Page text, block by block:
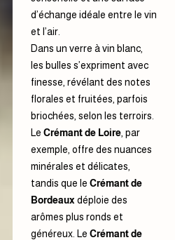
d’échange idéale entre le vin
et l’air.
Dans un verre à vin blanc,
les bulles s’expriment avec
finesse, révélant des notes
florales et fruitées, parfois
briochées, selon les terroirs.
Le Crémant de Loire, par
exemple, offre des nuances
minérales et délicates,
tandis que le Crémant de
Bordeaux déploie des
arômes plus ronds et
généreux. Le Crémant de